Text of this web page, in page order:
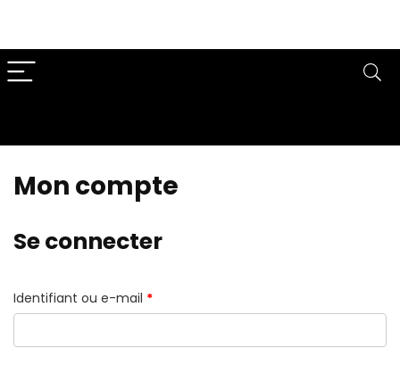
Mon compte
Se connecter
Identifiant ou e-mail *